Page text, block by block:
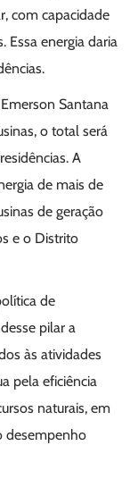
com capacidade
Essa energia daria
Santana
o total será
A
de mais de
de geração
e o Distrito
de
pilar a
às atividades
pela eficiência
naturais, em
desempenho